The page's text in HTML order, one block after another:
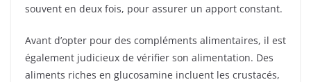
souvent en deux fois, pour assurer un apport constant.
Avant d’opter pour des compléments alimentaires, il est
également judicieux de vérifier son alimentation. Des
aliments riches en glucosamine incluent les crustacés,